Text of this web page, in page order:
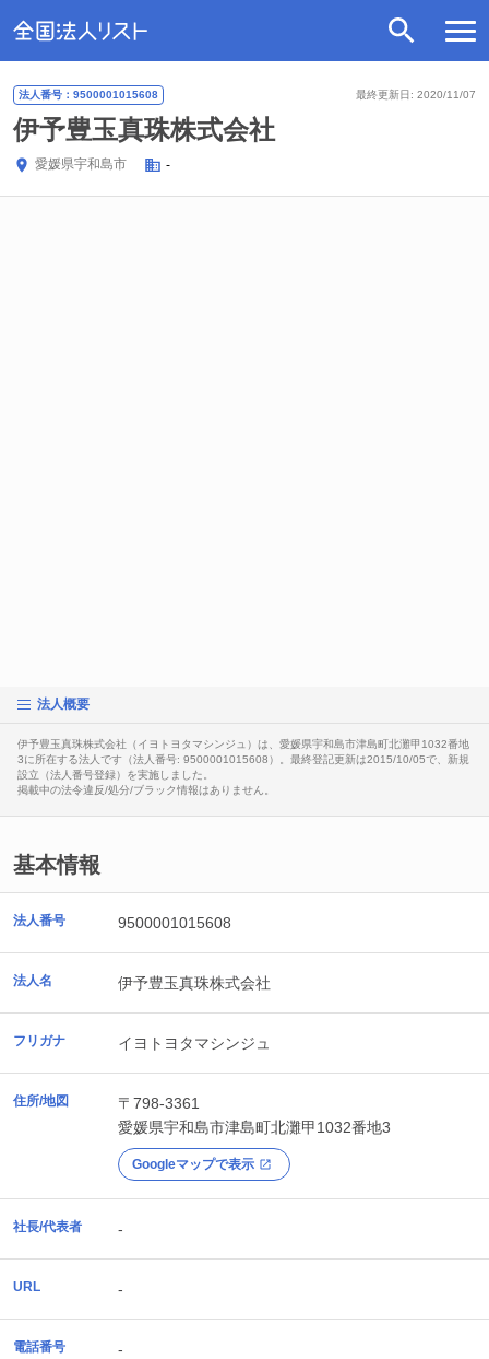
最終更新日: 2020/11/07
法人番号：9500001015608
伊予豊玉真珠株式会社
愛媛県宇和島市 -
法人概要
伊予豊玉真珠株式会社（イヨトヨタマシンジュ）は、愛媛県宇和島市津島町北灘甲1032番地
3に所在する法人です（法人番号: 9500001015608）。最終登記更新は2015/10/05で、新規
設立（法人番号登録）を実施しました。
掲載中の法令違反/処分/ブラック情報はありません。
基本情報
法人番号 9500001015608
法人名 伊予豊玉真珠株式会社
フリガナ イヨトヨタマシンジュ
住所/地図
〒798-3361
愛媛県宇和島市津島町北灘甲1032番地3
Googleマップで表示
社長/代表者 -
URL -
電話番号 -